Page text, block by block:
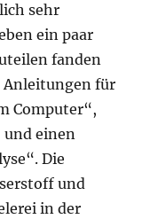
sehr
ein paar
fanden
Anleitungen für
Computer“,
einen
Die
und
in der